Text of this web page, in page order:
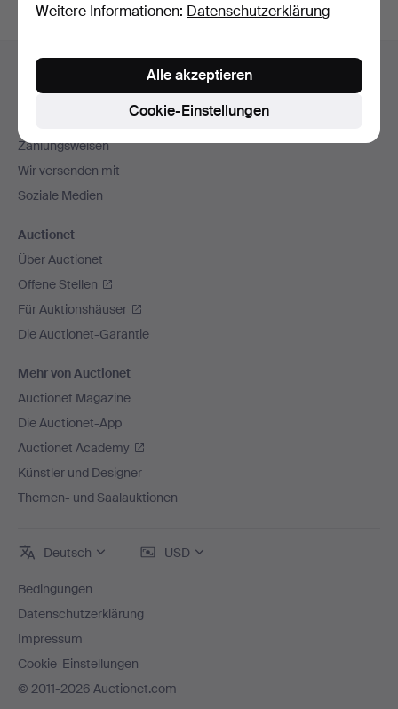
Fußzeilen-
Kontakt mit dem Support aufnehmen
Zahlungsweisen
Wir versenden mit
Soziale Medien
Auctionet
Über Auctionet
Offene Stellen
Für Auktionshäuser
Die Auctionet-Garantie
Mehr von Auctionet
Auctionet Magazine
Die Auctionet-App
Auctionet Academy
Künstler und Designer
Themen- und Saalauktionen
Deutsch USD
Bedingungen
Datenschutzerklärung
Impressum
Cookie-Einstellungen
© 2011-2026 Auctionet.com
Weitere Informationen: Datenschutzerklärung
Cookie-Einstellungen
Alle akzeptieren